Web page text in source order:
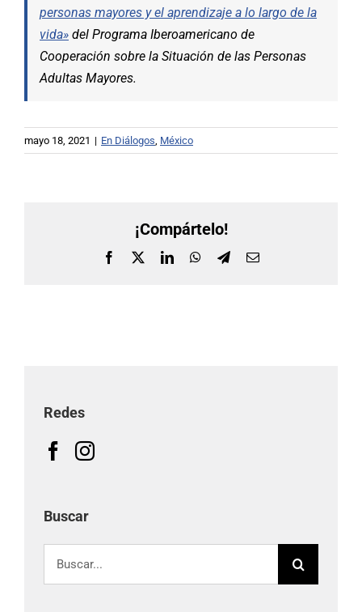
personas mayores y el aprendizaje a lo largo de la
vida» del Programa Iberoamericano de
Cooperación sobre la Situación de las Personas
Adultas Mayores.
mayo 18, 2021 | En Diálogos México
¡Compártelo!
Facebook LinkedInWhatsApp
TelegramCorreo
Redes
Buscar